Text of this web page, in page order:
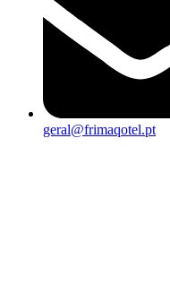
geral@frimaqotel.pt